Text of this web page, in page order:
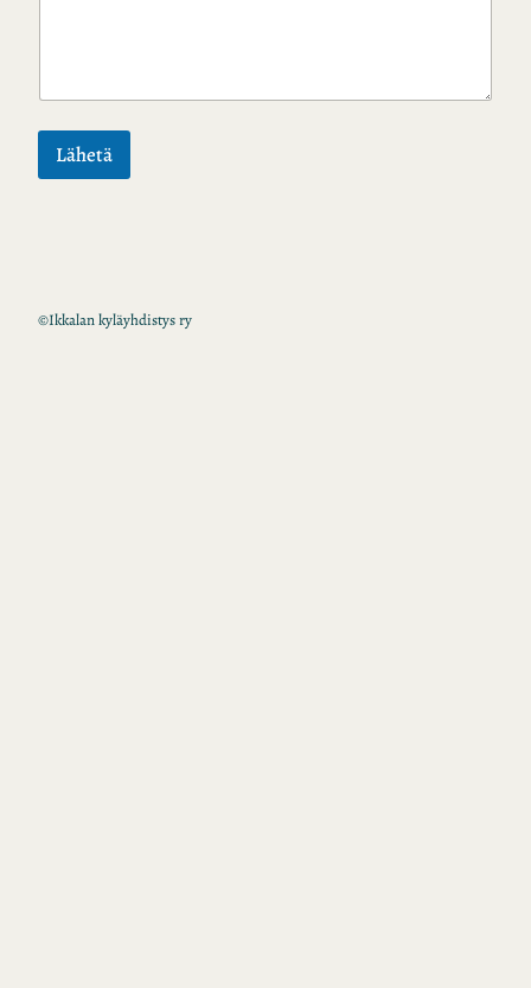
Lähetä
©Ikkalan kyläyhdistys ry